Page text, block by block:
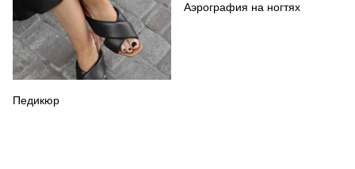
Педикюр
Аэрография на ногтях